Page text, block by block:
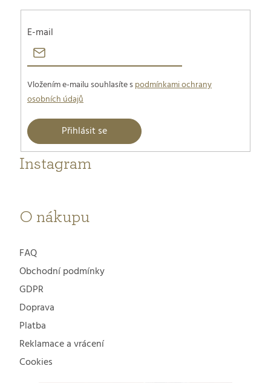
E-mail
Vložením e-mailu souhlasíte spodmínkami ochrany
osobních údajů
Přihlásit se
Instagram
O nákupu
FAQ
Obchodní podmínky
GDPR
Doprava
Platba
Reklamace a vrácení
Cookies